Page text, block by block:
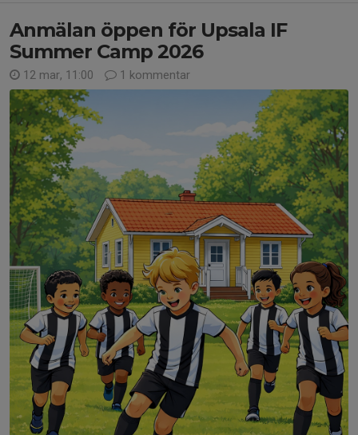
Anmälan öppen för Upsala IF
Summer Camp 2026
12 mar, 11:00 1 kommentar